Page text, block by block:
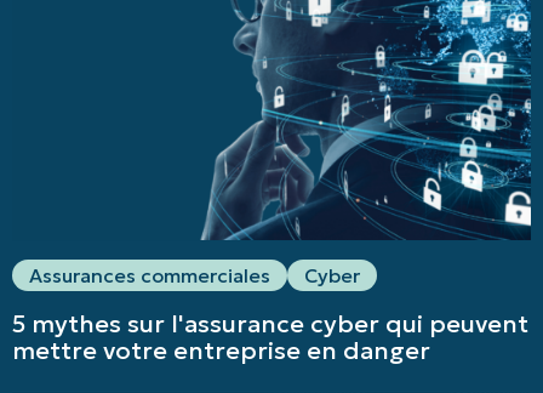
Assurances commerciales Cyber
5 mythes sur l'assurance cyber qui peuvent
mettre votre entreprise en danger